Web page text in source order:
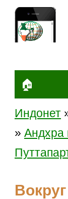
🏠
Индонет
»Андхра